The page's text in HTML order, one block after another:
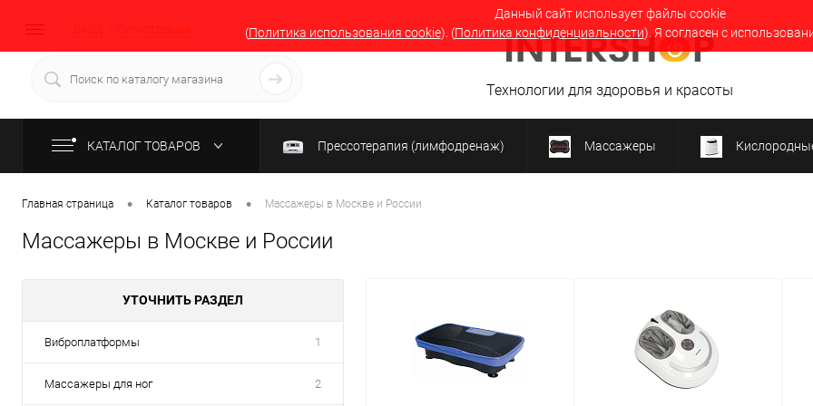
Данный сайт использует файлы cookie
(Политика использования cookie). (Политика конфиденциальности). Я согласен с
Вход Регистрация
Технологии для здоровья и красоты
КАТАЛОГ ТОВАРОВ Прессотерапия (лимфодренаж) Массажеры
Главная страница • Каталог товаров • Массажеры в Москве и России
Массажеры в Москве и России
УТОЧНИТЬ РАЗДЕЛ
Виброплатформы 1
Массажеры для ног 2